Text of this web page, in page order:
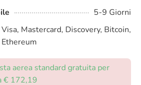
5-9 Giorni
Visa, Mastercard, Discovery, Bitcoin,
Ethereum
aerea standard gratuita per
€ 172,19